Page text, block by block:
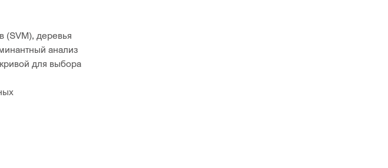
(SVM), деревья
анализ
для выбора